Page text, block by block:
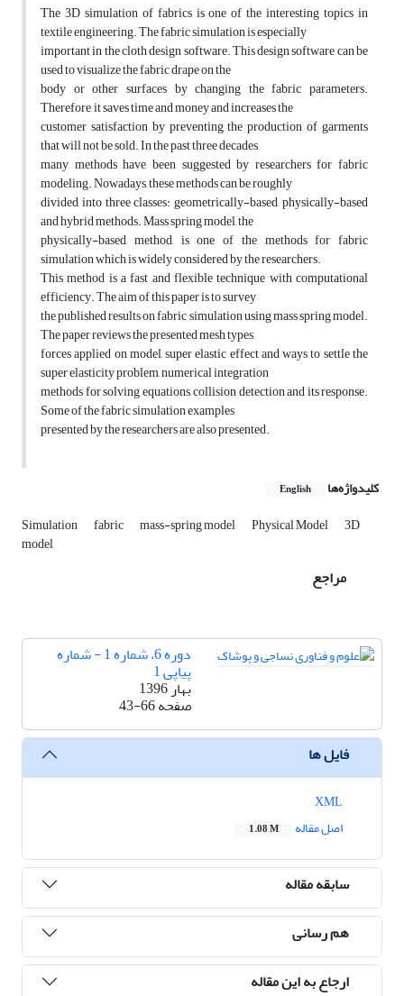
The 3D simulation of fabrics is one of the interesting topics in
textile engineering. The fabric simulation is especially
important in the cloth design software. This design software can be
used to visualize the fabric drape on the
body or other surfaces by changing the fabric parameters.
Therefore, it saves time and money and increases the
customer satisfaction by preventing the production of garments
that will not be sold. In the past three decades,
many methods have been suggested by researchers for fabric
modeling. Nowadays, these methods can be roughly
divided into three classes: geometrically-based, physically-based
and hybrid methods. Mass spring model, the
physically-based method, is one of the methods for fabric
simulation which is widely considered by the researchers.
This method is a fast and flexible technique with computational
efficiency. The aim of this paper is to survey
the published results on fabric simulation using mass spring model.
The paper reviews the presented mesh types,
forces applied on model, super elastic effect and ways to settle the
super elasticity problem, numerical integration
methods for solving equations, collision detection and its response.
Some of the fabric simulation examples
presented by the researchers are also presented.
کلیدواژه‌ها English
Simulation fabric mass-spring model Physical Model 3D
model
مراجع
دوره 6، شماره 1 - شماره
پیاپی 1
بهار 1396
صفحه43-66
فایل ها
اصل مقاله
1.08 M
سابقه مقاله
هم رسانی
ارجاع به این مقاله